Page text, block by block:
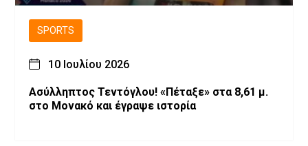
SPORTS
10 Ιουλίου 2026
Ασύλληπτος Τεντόγλου! «Πέταξε» στα 8,61 μ.
στο Μονακό και έγραψε ιστορία